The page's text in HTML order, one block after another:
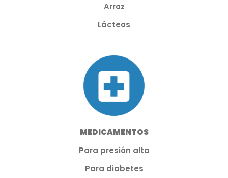
Arroz
Lácteos
MEDICAMENTOS
Para presión alta
Para diabetes